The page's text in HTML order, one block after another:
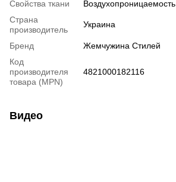
Свойства ткани
Воздухопроницаемость
Страна
производитель
Украина
Бренд
Жемчужина Стилей
Код
производителя
товара (MPN)
4821000182116
Видео